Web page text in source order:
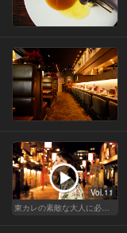
Vol.11
東カレの素敵な大人に必要なこと